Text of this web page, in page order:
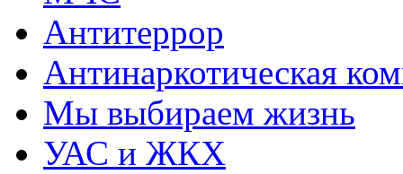
Антитеррор
Антинаркотическая
Мы выбираем жизнь
УАС и ЖКХ